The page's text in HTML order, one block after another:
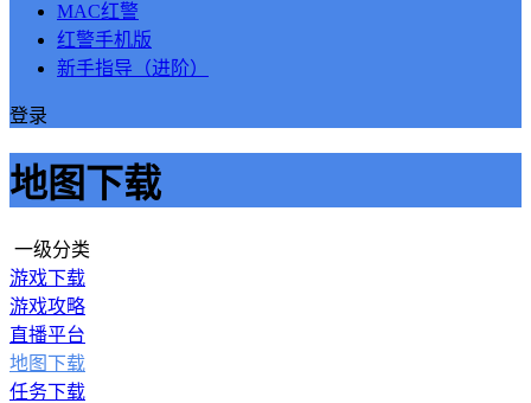
MAC红警
红警手机版
新手指导（进阶）
登录
地图下载
一级分类
游戏下载
游戏攻略
直播平台
地图下载
任务下载